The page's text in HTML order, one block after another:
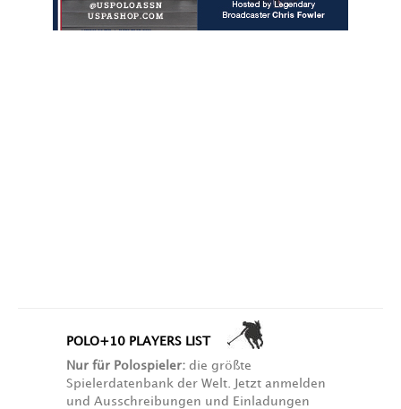
POLO+10 PLAYERS LIST
Nur für Polospieler: die größte
Spielerdatenbank der Welt. Jetzt anmelden
und Ausschreibungen und Einladungen